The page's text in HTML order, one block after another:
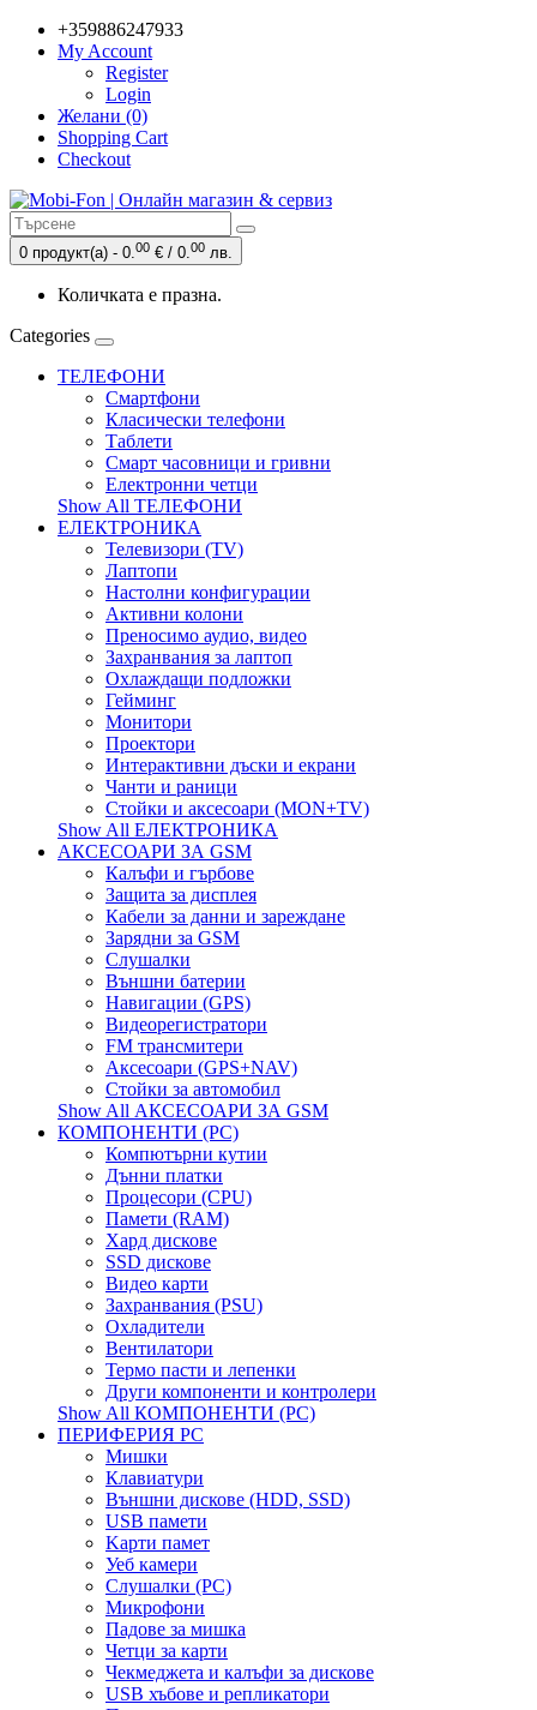
+359886247933
My Account
Register
Login
Желани (0)
Shopping Cart
Checkout
0 продукт(а) - 0.00 € / 0.00 лв.
Количката е празна.
Categories
ТЕЛЕФОНИ
Смартфони
Класически телефони
Таблети
Смарт часовници и гривни
Електронни четци
Show All ТЕЛЕФОНИ
ЕЛЕКТРОНИКА
Телевизори (TV)
Лаптопи
Настолни конфигурации
Активни колони
Преносимо аудио, видео
Захранвания за лаптоп
Охлаждащи подложки
Гейминг
Монитори
Проектори
Интерактивни дъски и екрани
Чанти и раници
Стойки и аксесоари (MON+TV)
Show All ЕЛЕКТРОНИКА
АКСЕСОАРИ ЗА GSM
Калъфи и гърбове
Защита за дисплея
Кабели за данни и зареждане
Зарядни за GSM
Слушалки
Външни батерии
Навигации (GPS)
Видеорегистратори
FM трансмитери
Аксесоари (GPS+NAV)
Стойки за автомобил
Show All АКСЕСОАРИ ЗА GSM
КОМПОНЕНТИ (PC)
Компютърни кутии
Дънни платки
Процесори (CPU)
Памети (RAM)
Хард дискове
SSD дискове
Видео карти
Захранвания (PSU)
Охладители
Вентилатори
Термо пасти и лепенки
Други компоненти и контролери
Show All КОМПОНЕНТИ (PC)
ПЕРИФЕРИЯ PC
Мишки
Клавиатури
Външни дискове (HDD, SSD)
USB памети
Kарти памет
Уеб камери
Слушалки (PC)
Микрофони
Падове за мишка
Четци за карти
Чекмеджета и калъфи за дискове
USB хъбове и репликатори